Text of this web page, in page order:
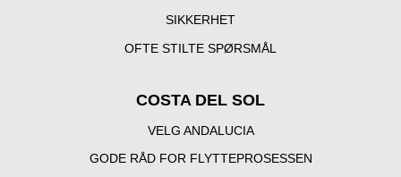
SIKKERHET
OFTE STILTE SPØRSMÅL
COSTA DEL SOL
VELG ANDALUCIA
GODE RÅD FOR FLYTTEPROSESSEN